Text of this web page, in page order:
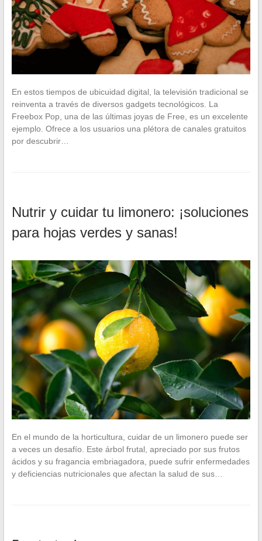
En estos tiempos de ubicuidad digital, la televisión tradicional se
reinventa a través de diversos gadgets tecnológicos. La
Freebox Pop, una de las últimas joyas de Free, es un excelente
ejemplo. Ofrece a los usuarios una plétora de canales gratuitos
por descubrir…
Nutrir y cuidar tu limonero: ¡soluciones
para hojas verdes y sanas!
En el mundo de la horticultura, cuidar de un limonero puede ser
a veces un desafío. Este árbol frutal, apreciado por sus frutos
ácidos y su fragancia embriagadora, puede sufrir enfermedades
y deficiencias nutricionales que afectan la salud de sus…